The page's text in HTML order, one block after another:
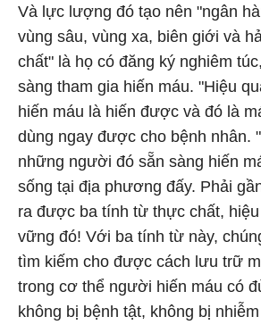
Và lực lượng đó tạo nên "ngân
vùng sâu, vùng xa, biên giới và
chất" là họ có đăng ký nghiêm
sàng tham gia hiến máu. "Hiệu
hiến máu là hiến được và đó là
dùng ngay được cho bệnh nhân.
những người đó sẵn sàng hiến
sống tại địa phương đấy. Phải
ra được ba tính từ thực chất,
vững đó! Với ba tính từ này,
tìm kiếm cho được cách lưu trữ
trong cơ thể người hiến máu có
không bị bệnh tật, không bị